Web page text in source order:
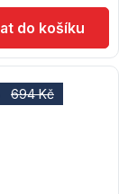
694 Kč